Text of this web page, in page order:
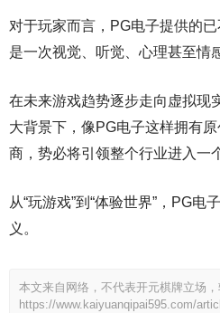
对于玩家而言，PG电子提供的
是一次视觉、听觉、心理甚至情
在未来游戏趋势逐步走向虚拟现
大背景下，像PG电子这样拥有
商，势必将引领整个行业进入一
从“玩游戏”到“体验世界”，PG
义。
本文来自网络，不代表开元棋牌立场，
https://www.kaiyuanqipai595.com/